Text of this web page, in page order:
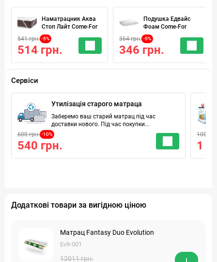
Наматрацник Аква
Стоп Лайт Come-For
541 грн. -5%
514 грн.
Подушка Едвайс
Фоам Come-For
364 грн. -5%
346 грн.
Сервіси
Утилізація старого матраца
Заберемо ваш старий матрац під час
доставки нового. Під час покупки...
600 грн. -10%
540 грн.
100
1
Додаткові товари за вигідною ціною
Матрац Fantasy Duo Evolution
Ev9-001
12011 грн.